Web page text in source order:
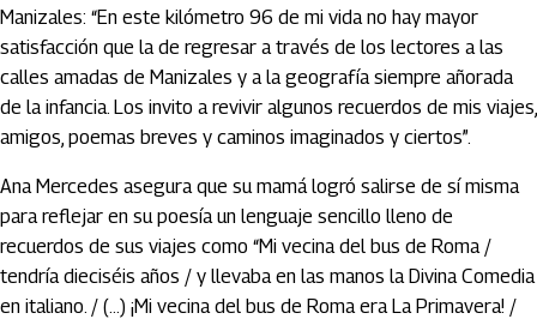
Manizales: “En este kilómetro 96 de mi vida no hay mayor
satisfacción que la de regresar a través de los lectores a las
calles amadas de Manizales y a la geografía siempre añorada
de la infancia. Los invito a revivir algunos recuerdos de mis viajes,
amigos, poemas breves y caminos imaginados y ciertos”.
Ana Mercedes asegura que su mamá logró salirse de sí misma
para reflejar en su poesía un lenguaje sencillo lleno de
recuerdos de sus viajes como “Mi vecina del bus de Roma /
tendría dieciséis años / y llevaba en las manos la Divina Comedia
en italiano. / (…) ¡Mi vecina del bus de Roma era La Primavera! /